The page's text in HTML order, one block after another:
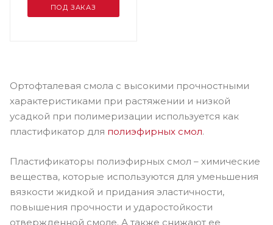
ПОД ЗАКАЗ
Ортофталевая смола с высокими прочностными
характеристиками при растяжении и низкой
усадкой при полимеризации используется как
пластификатор для полиэфирных смол.
Пластификаторы полиэфирных смол – химические
вещества, которые используются для уменьшения
вязкости жидкой и придания эластичности,
повышения прочности и ударостойкости
отвержденной смоле. А также снижают ее